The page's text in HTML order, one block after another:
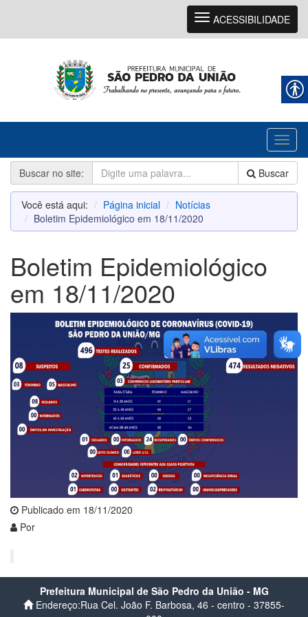
Navegação
ACESSIBILIDADE
Buscar no site:
Buscar
Você está aqui: Página inicial
Notícias
Boletim Epidemiológico em 18/11/2020
Boletim Epidemiológico
em 18/11/2020
Publicado em 18/11/2020
Por
Prefeitura Municipal de São Pedro da União - MG
Endereço:Rua Cel. João F. Barbosa, 46 - centro - 37855-